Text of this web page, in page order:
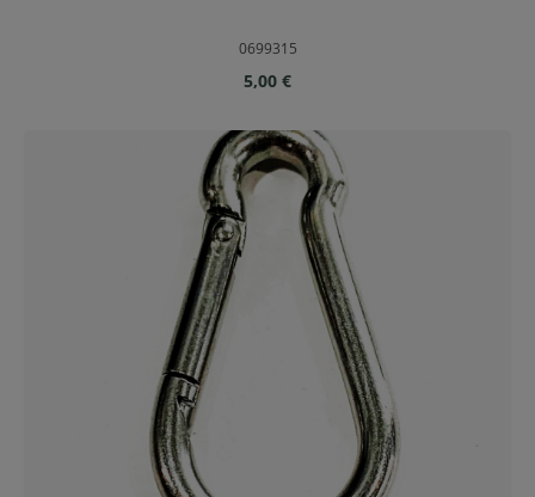
0699315
Regulärer Preis:
5,00 €